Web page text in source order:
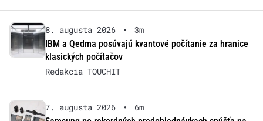
8. augusta 2026 •
3m
IBM a Qedma posúvajú kvantové počítanie za hranice
klasických počítačov
Redakcia TOUCHIT
7. augusta 2026 •
6m